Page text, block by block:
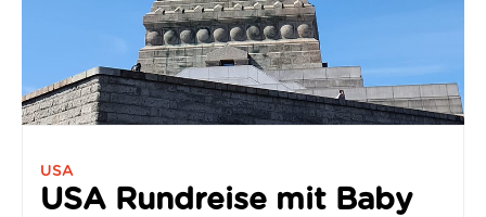
USA
USA Rundreise mit Baby